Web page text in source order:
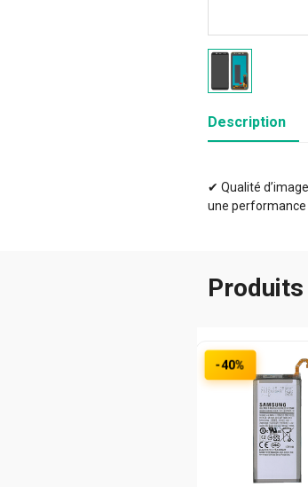
Description
✔ Qualité
une
-40%